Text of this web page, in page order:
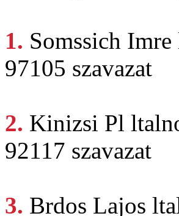
1. Somssich Imre
97105 szavazat
2. Kinizsi Pl
92117 szavazat
3. Brdos Lajos